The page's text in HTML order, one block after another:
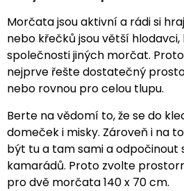
Morčata jsou aktivní a rádi si
nebo křečků jsou větší
společnosti jiných morčat.
nejprve řešte dostatečný
nebo rovnou pro celou tlupu.
Berte na vědomí to, že se do
domeček i misky. Zároveň i na
být tu a tam sami a odpočinout
kamarádů. Proto zvolte
pro dvě morčata 140 x 70 cm.